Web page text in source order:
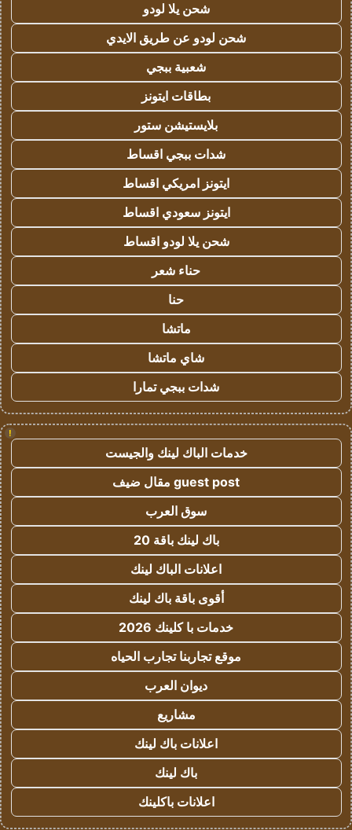
شحن يلا لودو
شحن لودو عن طريق الايدي
شعبية ببجي
بطاقات ايتونز
بلايستيشن ستور
شدات ببجي اقساط
ايتونز امريكي اقساط
ايتونز سعودي اقساط
شحن يلا لودو اقساط
حناء شعر
حنا
ماتشا
شاي ماتشا
شدات ببجي تمارا
!
خدمات الباك لينك والجيست
guest post مقال ضيف
سوق العرب
باك لينك باقة 20
اعلانات الباك لينك
أقوى باقة باك لينك
خدمات با كلينك 2026
موقع تجاربنا تجارب الحياه
ديوان العرب
مشاريع
اعلانات باك لينك
باك لينك
اعلانات باكلينك